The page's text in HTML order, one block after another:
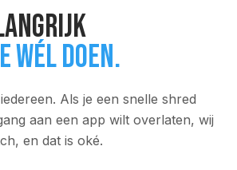
wél doen.
Als je een snelle shred
aan een app wilt overlaten, wij
en dat is oké.